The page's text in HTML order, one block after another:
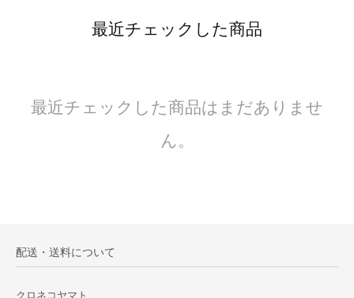
最近チェックした商品
最近チェックした商品はまだありませ
ん。
配送・送料について
クロネコヤマト